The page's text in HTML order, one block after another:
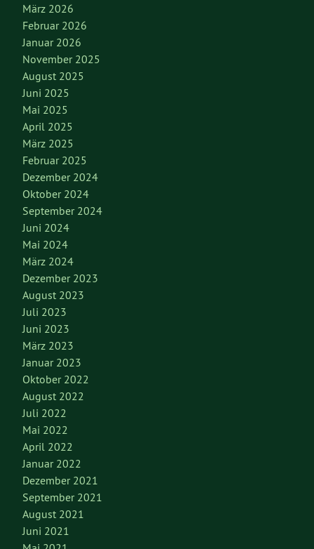
März 2026
Februar 2026
Januar 2026
November 2025
August 2025
Juni 2025
Mai 2025
April 2025
März 2025
Februar 2025
Dezember 2024
Oktober 2024
September 2024
Juni 2024
Mai 2024
März 2024
Dezember 2023
August 2023
Juli 2023
Juni 2023
März 2023
Januar 2023
Oktober 2022
August 2022
Juli 2022
Mai 2022
April 2022
Januar 2022
Dezember 2021
September 2021
August 2021
Juni 2021